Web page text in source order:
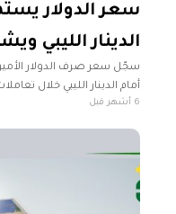
سعر الدولار
الدينار الليبي
سجّل سعر صرف الدولار
في العاصمة طرابلس عند 9.69 دينار، بينما ارتفع
6 أشهر قبل